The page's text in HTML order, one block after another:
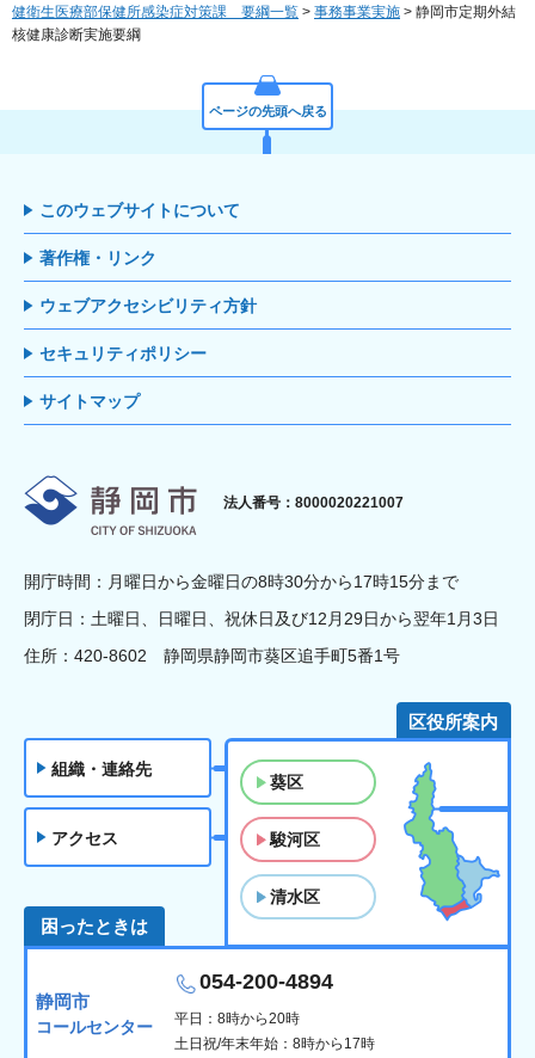
健衛生医療部保健所感染症対策課 要綱一覧 > 事務事業実施 > 静岡市定期外結
核健康診断実施要綱
ページの先頭へ戻る
このウェブサイトについて
著作権・リンク
ウェブアクセシビリティ方針
セキュリティポリシー
サイトマップ
静岡市
法人番号：8000020221007
開庁時間：月曜日から金曜日の8時30分から17時15分まで
閉庁日：土曜日、日曜日、祝休日及び12月29日から翌年1月3日
住所：420-8602 静岡県静岡市葵区追手町5番1号
組織・連絡先
アクセス
区役所案内
葵区
駿河区
清水区
困ったときは
静岡市
コールセンター
054-200-4894
平日：8時から20時
土日祝/年末年始：8時から17時